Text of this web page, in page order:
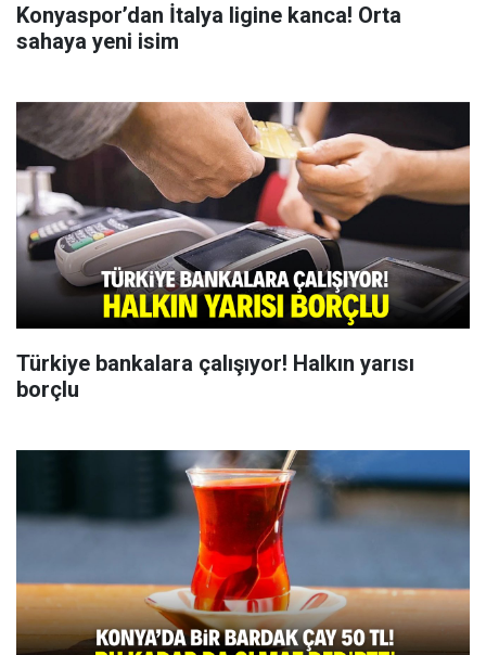
Konyaspor’dan İtalya ligine kanca! Orta
sahaya yeni isim
Türkiye bankalara çalışıyor! Halkın yarısı
borçlu